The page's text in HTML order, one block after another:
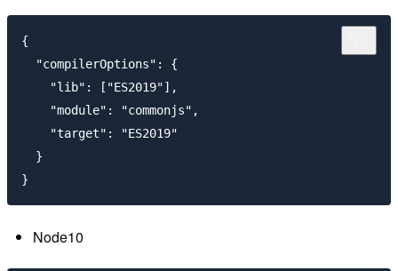
{
  "compilerOptions": {
    "lib": ["ES2019"],
    "module": "commonjs",
    "target": "ES2019"
  }
Node10